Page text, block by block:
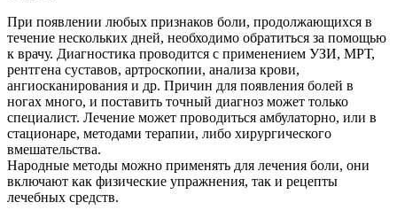
При появлении любых признаков боли, продолжающихся в
течение нескольких дней, необходимо обратиться за помощью
к врачу. Диагностика проводится с применением УЗИ, МРТ,
рентгена суставов, артроскопии, анализа крови,
ангиосканирования и др. Причин для появления болей в
ногах много, и поставить точный диагноз может только
специалист. Лечение может проводиться амбулаторно, или в
стационаре, методами терапии, либо хирургического
вмешательства.
Народные методы можно применять для лечения боли, они
включают как физические упражнения, так и рецепты
лечебных средств.